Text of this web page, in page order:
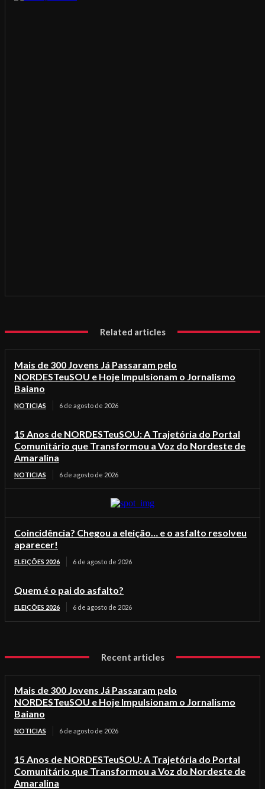
Related articles
Mais de 300 Jovens Já Passaram pelo
NORDESTeuSOU e Hoje Impulsionam o Jornalismo
Baiano
NOTICIAS 6 de agosto de 2026
15 Anos de NORDESTeuSOU: A Trajetória do Portal
Comunitário que Transformou a Voz do Nordeste de
Amaralina
NOTICIAS 6 de agosto de 2026
Coincidência? Chegou a eleição… e o asfalto resolveu
aparecer!
ELEIÇÕES 2026 6 de agosto de 2026
Quem é o pai do asfalto?
ELEIÇÕES 2026 6 de agosto de 2026
Recent articles
Mais de 300 Jovens Já Passaram pelo
NORDESTeuSOU e Hoje Impulsionam o Jornalismo
Baiano
NOTICIAS 6 de agosto de 2026
15 Anos de NORDESTeuSOU: A Trajetória do Portal
Comunitário que Transformou a Voz do Nordeste de
Amaralina